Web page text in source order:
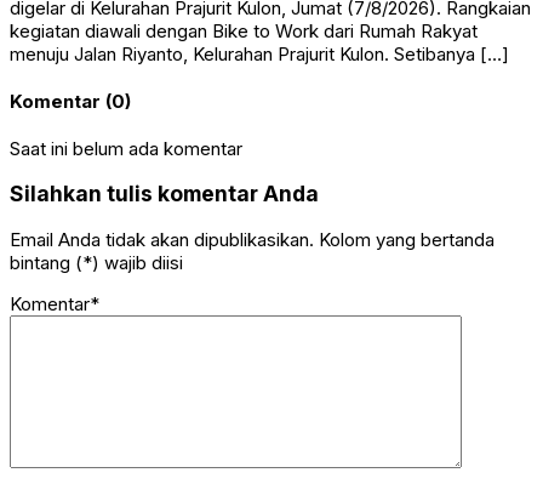
digelar di Kelurahan Prajurit Kulon, Jumat (7/8/2026). Rangkaian
kegiatan diawali dengan Bike to Work dari Rumah Rakyat
menuju Jalan Riyanto, Kelurahan Prajurit Kulon. Setibanya […]
Komentar (0)
Saat ini belum ada komentar
Silahkan tulis komentar Anda
Email Anda tidak akan dipublikasikan. Kolom yang bertanda
bintang (*) wajib diisi
Komentar*